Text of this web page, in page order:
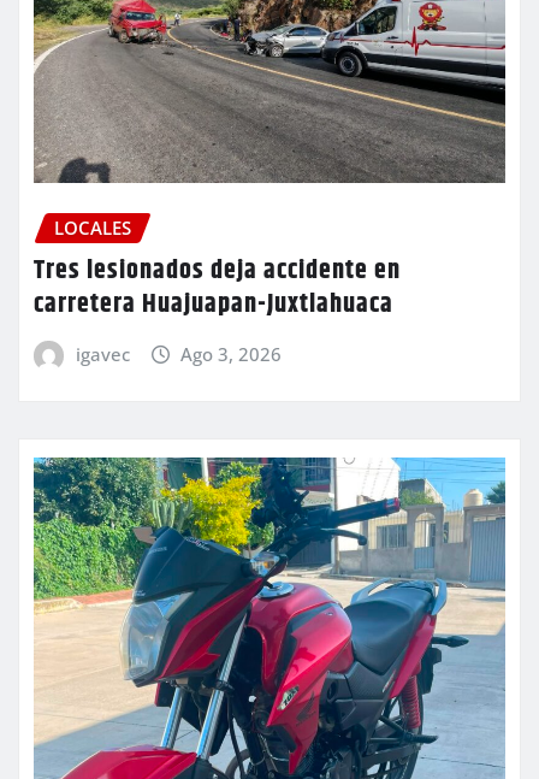
LOCALES
Tres lesionados deja accidente en
carretera Huajuapan-Juxtlahuaca
igavec Ago 3, 2026